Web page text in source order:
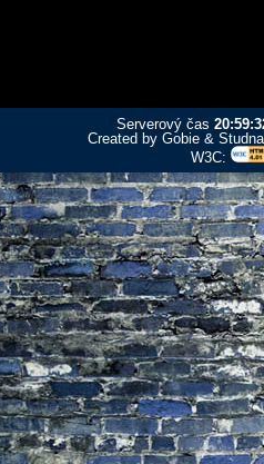
Serverový čas
Created by Gobie &
W3C: